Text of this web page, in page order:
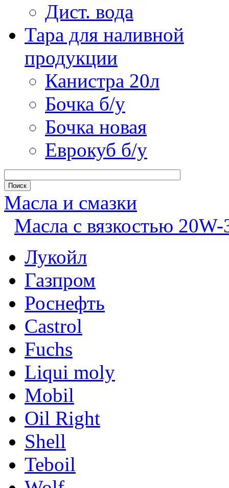
Дист. вода
Тара для наливной
продукции
Канистра 20л
Бочка б/у
Бочка новая
Еврокуб б/у
Масла и смазки
Масла с вязкостью
Лукойл
Газпром
Роснефть
Castrol
Fuchs
Liqui moly
Mobil
Oil Right
Shell
Teboil